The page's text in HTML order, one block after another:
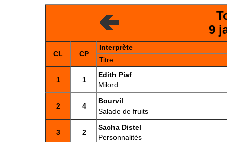
9
CL CP
Interprète
Titre
1 1
Edith Piaf
Milord
2 4
Bourvil
Salade de fruits
3 2
Sacha Distel
Personnalités